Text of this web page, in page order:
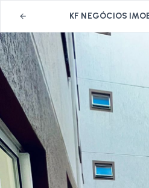
KF NEGÓCIOS